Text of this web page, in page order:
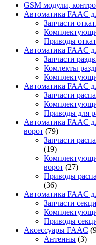
GSM модули,
Автоматика FAAC
Запчасти
Приводы
Автоматика FAAC
Запчасти
Комлекты
Автоматика FAAC
Запчасти
Приводы для
Автоматика FAAC
ворот (79)
Запчасти
(19)
ворот (27)
Приводы
(36)
Автоматика FAAC
Запчасти
Приводы
Аксессуары FAAC
Антенны (3)